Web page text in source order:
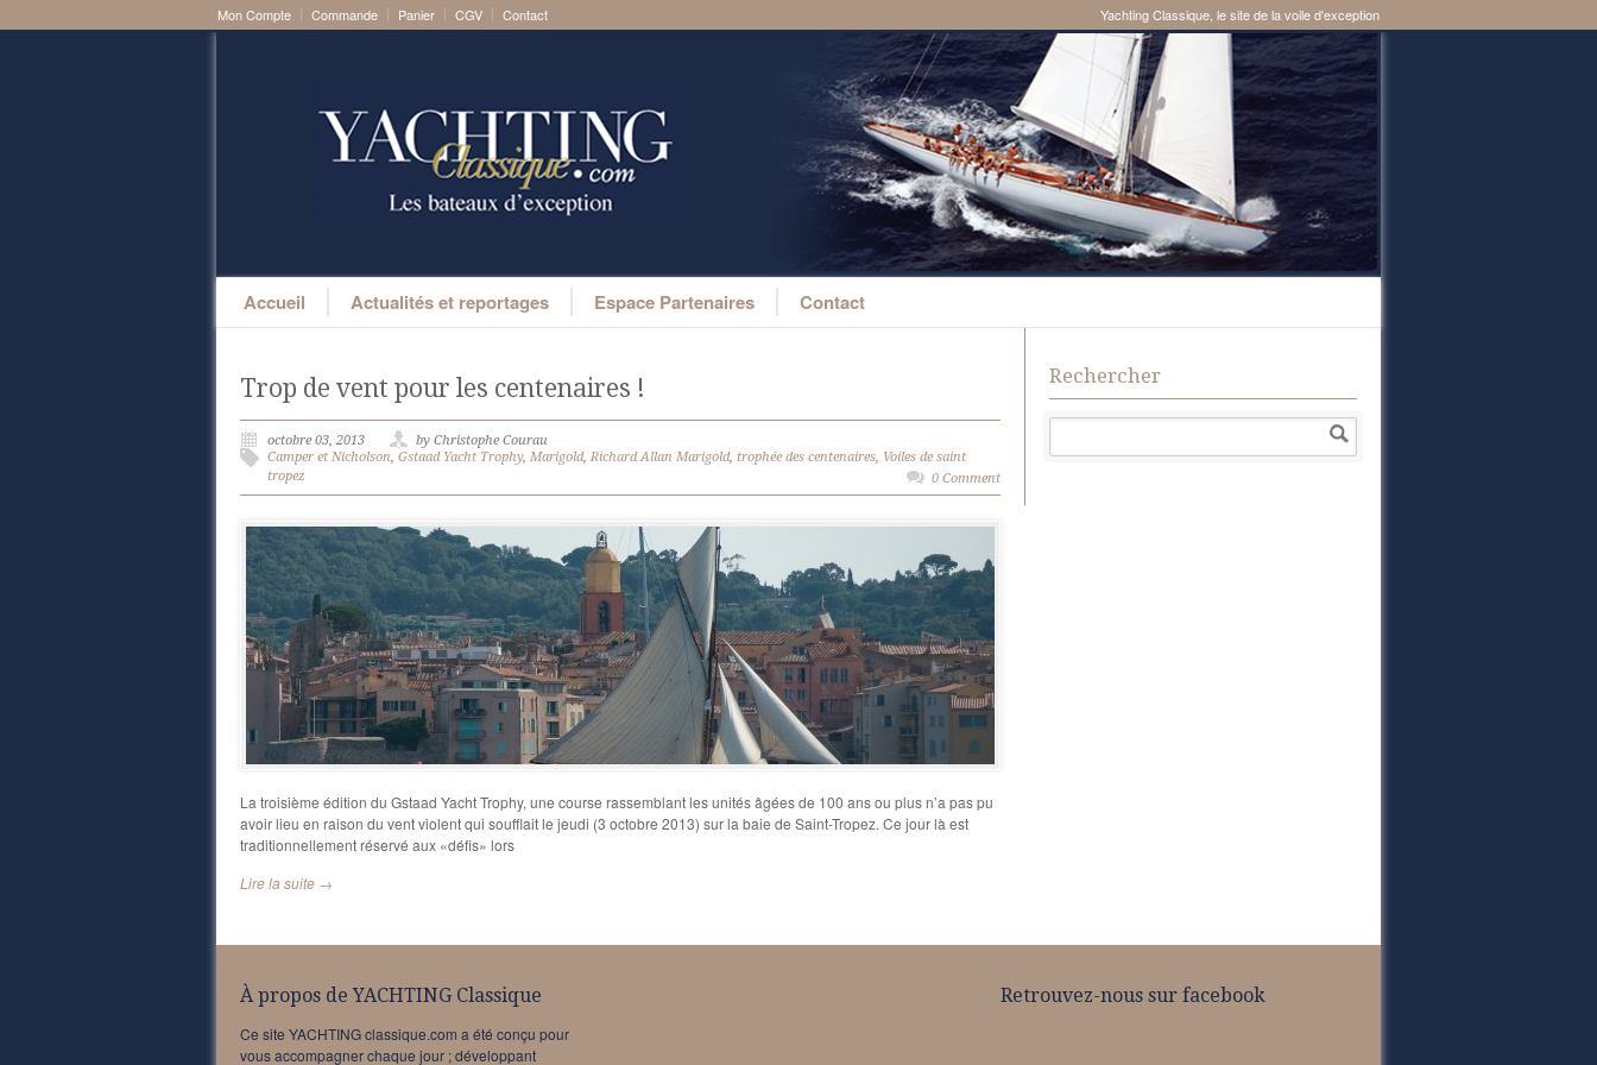
Mon Compte Commande Panier CGV Contact Yachting Classique, le site de la voile d'exception
Accueil Actualités et reportages Espace Partenaires Contact
Trop de vent pour les centenaires !
octobre 03, 2013
by Christophe Courau
Camper et Nicholson, Gstaad Yacht Trophy, Marigold, Richard Allan Marigold, trophée des centenaires, Voiles de saint
tropez
0 Comment
La troisième édition du Gstaad Yacht Trophy, une course rassemblant les unités âgées de 100 ans ou plus n’a pas pu
avoir lieu en raison du vent violent qui soufflait le jeudi (3 octobre 2013) sur la baie de Saint-Tropez. Ce jour là est
traditionnellement réservé aux «défis» lors
Lire la suite →
Rechercher
À propos de YACHTING Classique
Ce site YACHTING classique.com a été conçu pour
vous accompagner chaque jour ; développant
Retrouvez-nous sur facebook